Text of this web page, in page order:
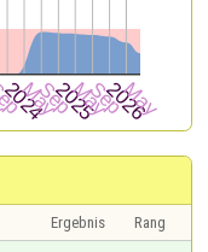
Ergebnis
Rang